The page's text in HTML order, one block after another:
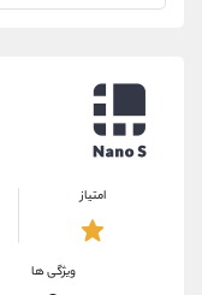
امتیاز
ویژگی ها